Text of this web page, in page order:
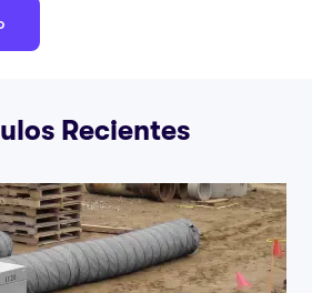
Recientes